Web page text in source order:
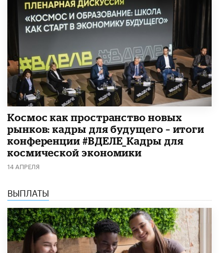
Космос как пространство новых
рынков: кадры для будущего – итоги
конференции #ВДЕЛЕ_Кадры для
космической экономики
14 АПРЕЛЯ
ВЫПЛАТЫ